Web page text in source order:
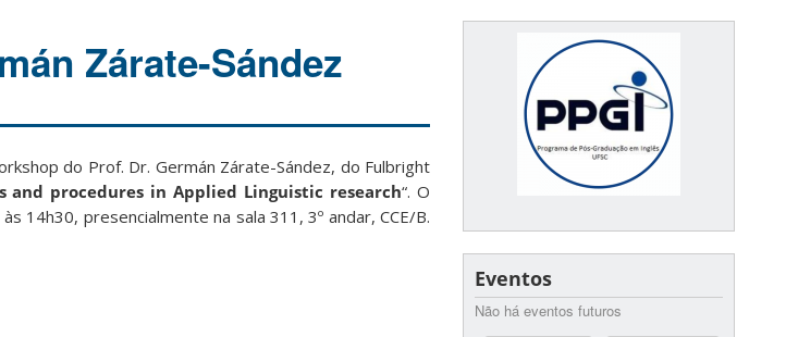
Zárate-Sández
do Prof. Dr. Germán Zárate-Sández, do Fulbright
and procedures in Applied Linguistic research“. O
14h30, presencialmente na sala 311, 3º andar, CCE/B.
Eventos
Não há eventos futuros